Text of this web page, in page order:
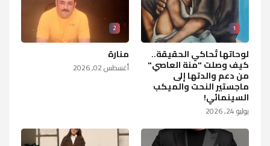
1
لوحاتها تُحاكي الحقيقة..
كيف وصلت "منة العاصي"
من دعم والدتها إلى
ماجستير النحت والميكب
السينمائي!
يوليو 24, 2026
2
منارة
أغسطس 02, 2026